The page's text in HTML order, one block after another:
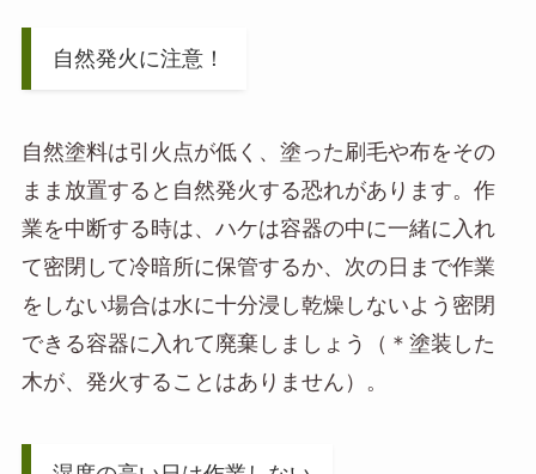
自然発火に注意！
自然塗料は引火点が低く、塗った刷毛や布をその
まま放置すると自然発火する恐れがあります。作
業を中断する時は、ハケは容器の中に一緒に入れ
て密閉して冷暗所に保管するか、次の日まで作業
をしない場合は水に十分浸し乾燥しないよう密閉
できる容器に入れて廃棄しましょう（＊塗装した
木が、発火することはありません）。